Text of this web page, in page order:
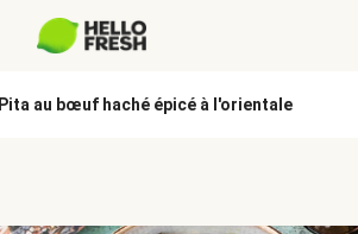
Pita au bœuf haché épicé à l'orientale